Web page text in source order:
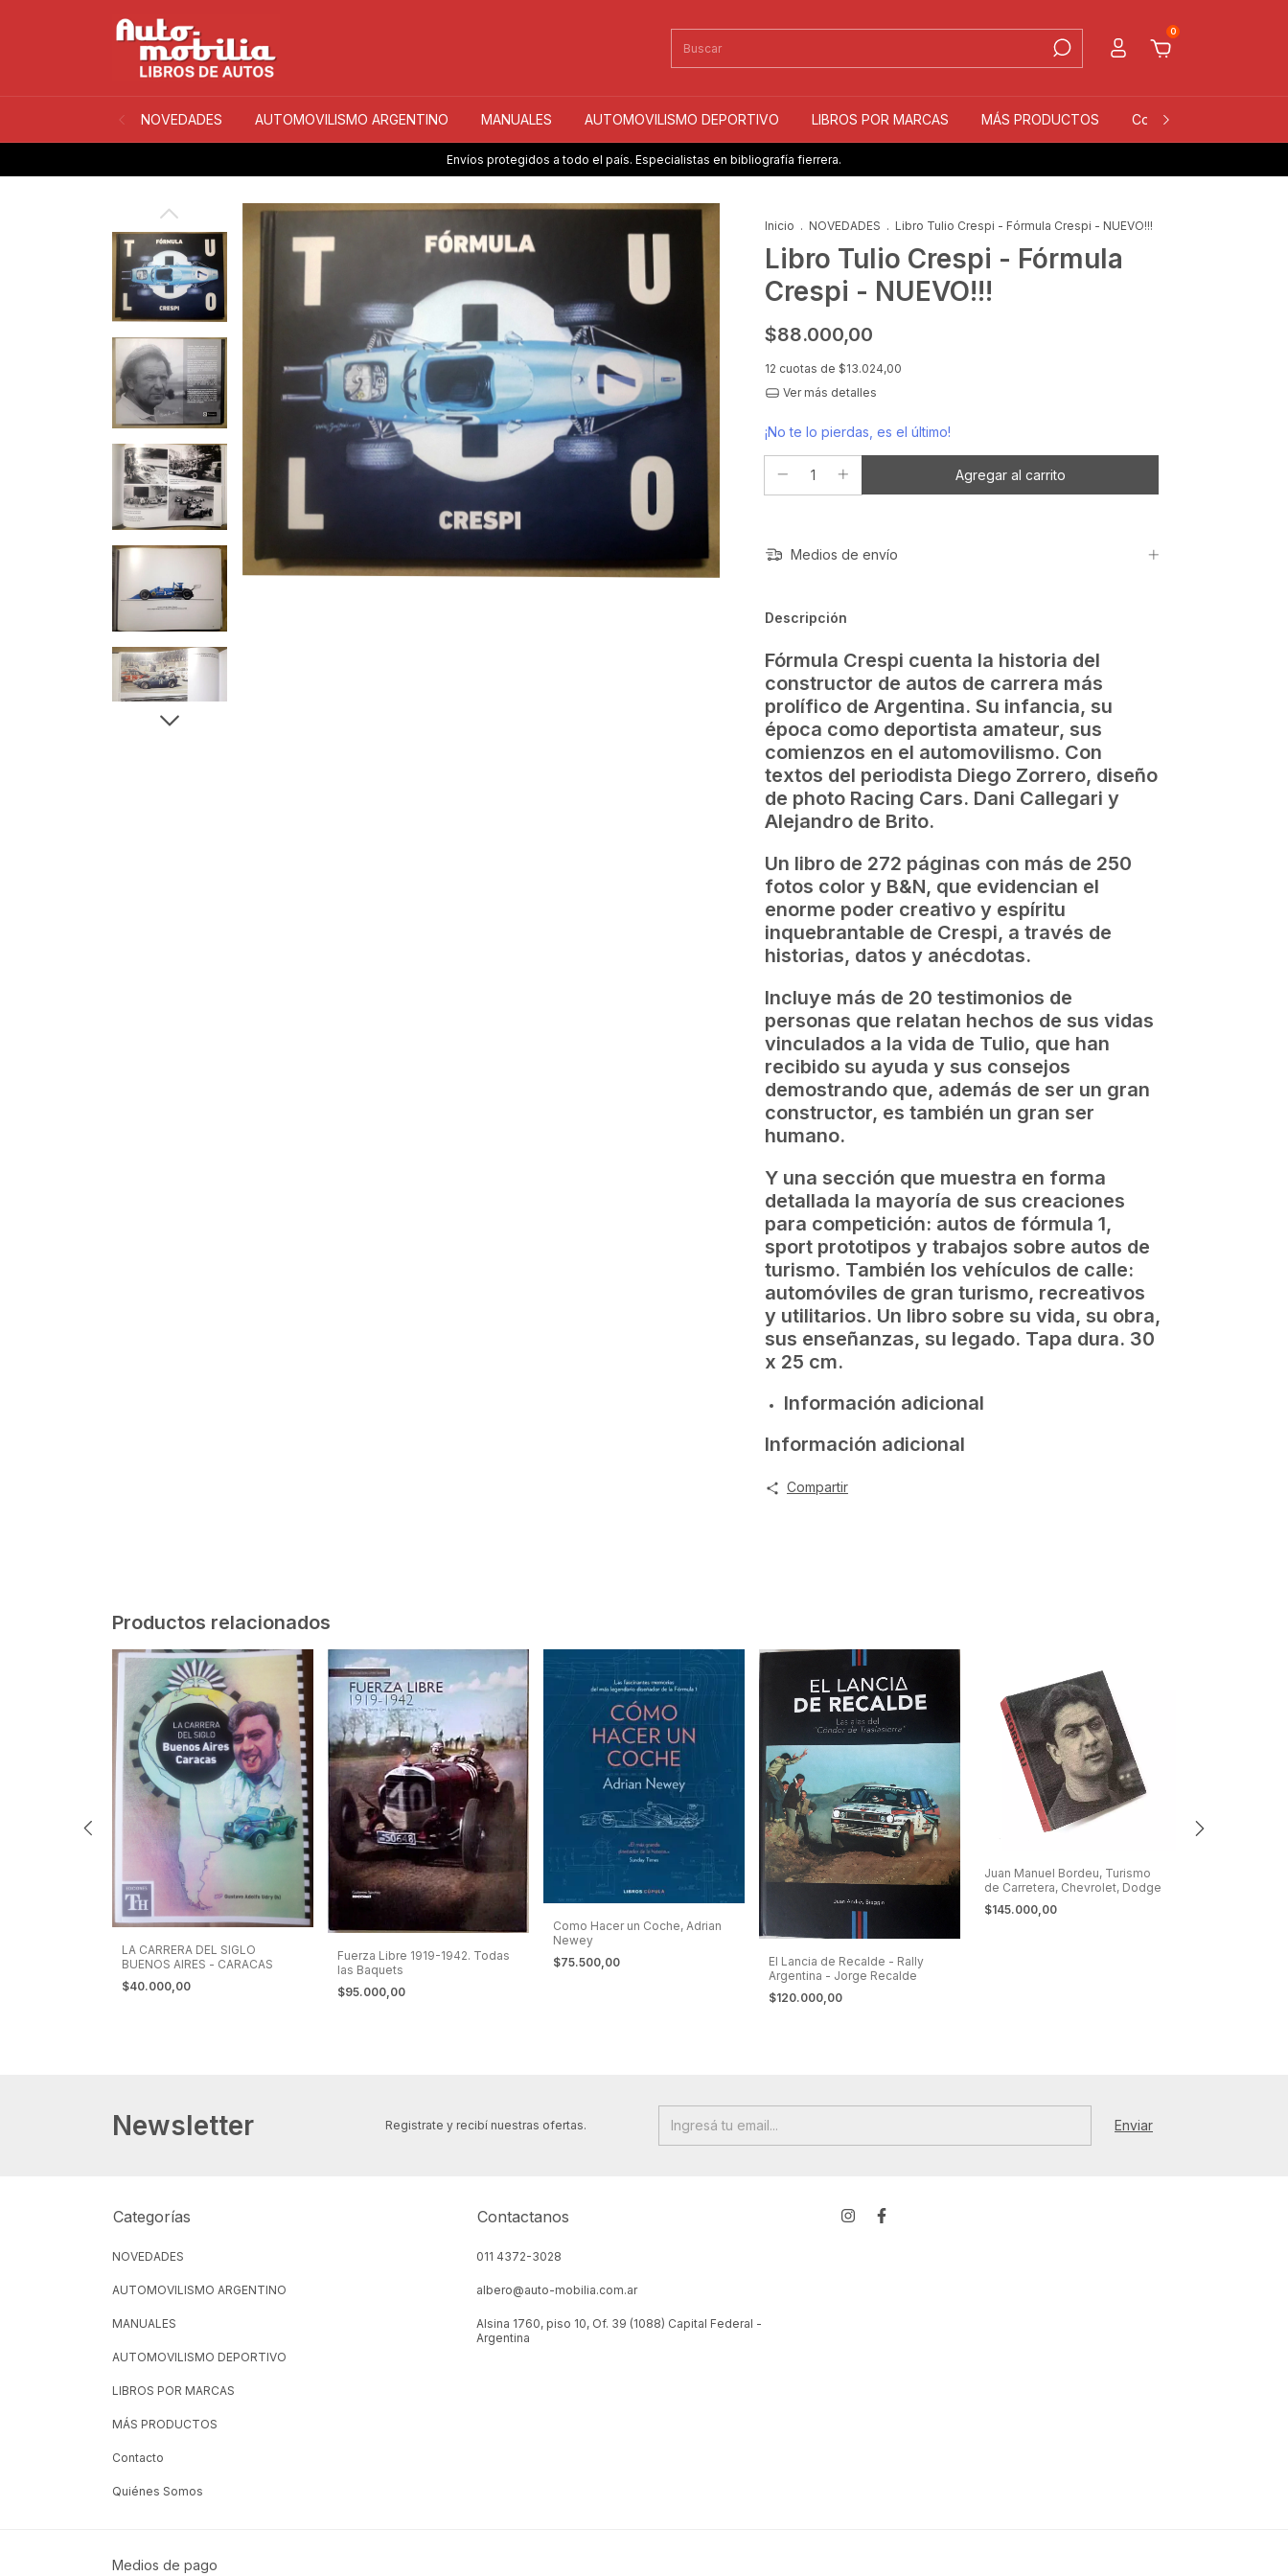
0
NOVEDADES AUTOMOVILISMO ARGENTINO MANUALES AUTOMOVILISMO DEPORTIVO LIBROS POR MARCAS MÁS PRODUCTOS Contacto
Envíos protegidos a todo el país. Especialistas en bibliografía fierrera.
Inicio . NOVEDADES . Libro Tulio Crespi - Fórmula Crespi - NUEVO!!!
Libro Tulio Crespi - Fórmula
Crespi - NUEVO!!!
$88.000,00
12 cuotas de $13.024,00
Ver más detalles
¡No te lo pierdas, es el último!
Medios de envío
Descripción
Fórmula Crespi cuenta la historia del
constructor de autos de carrera más
prolífico de Argentina. Su infancia, su
época como deportista amateur, sus
comienzos en el automovilismo. Con
textos del periodista Diego Zorrero, diseño
de photo Racing Cars. Dani Callegari y
Alejandro de Brito.
Un libro de 272 páginas con más de 250
fotos color y B&N, que evidencian el
enorme poder creativo y espíritu
inquebrantable de Crespi, a través de
historias, datos y anécdotas.
Incluye más de 20 testimonios de
personas que relatan hechos de sus vidas
vinculados a la vida de Tulio, que han
recibido su ayuda y sus consejos
demostrando que, además de ser un gran
constructor, es también un gran ser
humano.
Y una sección que muestra en forma
detallada la mayoría de sus creaciones
para competición: autos de fórmula 1,
sport prototipos y trabajos sobre autos de
turismo. También los vehículos de calle:
automóviles de gran turismo, recreativos
y utilitarios. Un libro sobre su vida, su obra,
sus enseñanzas, su legado. Tapa dura. 30
x 25 cm.
Información adicional
Información adicional
Compartir
Productos relacionados
LA CARRERA DEL SIGLO
BUENOS AIRES - CARACAS
$40.000,00
Fuerza Libre 1919-1942. Todas
las Baquets
$95.000,00
Como Hacer un Coche, Adrian
Newey
$75.500,00
El Lancia de Recalde - Rally
Argentina - Jorge Recalde
$120.000,00
Juan Manuel Bordeu, Turismo
de Carretera, Chevrolet, Dodge
$145.000,00
Newsletter Registrate y recibí nuestras ofertas.
Categorías
NOVEDADES
AUTOMOVILISMO ARGENTINO
MANUALES
AUTOMOVILISMO DEPORTIVO
LIBROS POR MARCAS
MÁS PRODUCTOS
Contacto
Quiénes Somos
Contactanos
011 4372-3028
albero@auto-mobilia.com.ar
Alsina 1760, piso 10, Of. 39 (1088) Capital Federal -
Argentina
Medios de pago